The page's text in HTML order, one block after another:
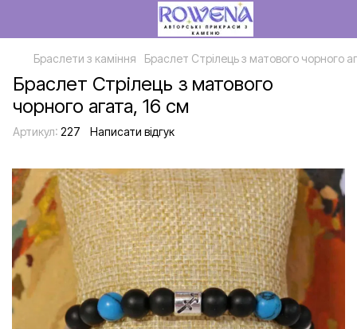
Браслети з каміння Браслет Стрілець з матового чорного
Браслет Стрілець з матового
чорного агата, 16 см
Артикул: 227 Написати відгук